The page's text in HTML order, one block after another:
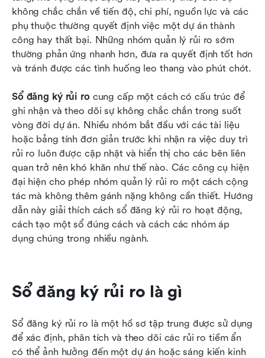
không chắc chắn về tiến độ, chi phí, nguồn lực và các
phụ thuộc thường quyết định việc một dự án thành
công hay thất bại. Những nhóm quản lý rủi ro sớm
thường phản ứng nhanh hơn, đưa ra quyết định tốt hơn
và tránh được các tình huống leo thang vào phút chót.
Sổ đăng ký rủi ro cung cấp một cách có cấu trúc để
ghi nhận và theo dõi sự không chắc chắn trong suốt
vòng đời dự án. Nhiều nhóm bắt đầu với các tài liệu
hoặc bảng tính đơn giản trước khi nhận ra việc duy trì
rủi ro luôn được cập nhật và hiển thị cho các bên liên
quan trở nên khó khăn như thế nào. Các công cụ hiện
đại hiện cho phép nhóm quản lý rủi ro một cách cộng
tác mà không thêm gánh nặng không cần thiết. Hướng
dẫn này giải thích cách sổ đăng ký rủi ro hoạt động,
cách tạo một sổ đúng cách và cách các nhóm áp
dụng chúng trong nhiều ngành.
Sổ đăng ký rủi ro là gì
Sổ đăng ký rủi ro là một hồ sơ tập trung được sử dụng
để xác định, phân tích và theo dõi các rủi ro tiềm ẩn
có thể ảnh hưởng đến một dự án hoặc sáng kiến kinh
Kết luận
Câu hỏi thường gặp
Đọc liên quan